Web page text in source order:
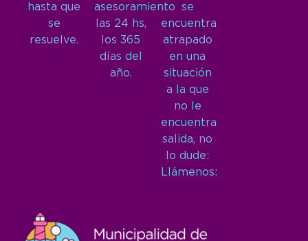
hasta que
se
resuelve.
asesoramiento
las 24 hs,
los 365
días del
año.
se
encuentra
atrapado
en una
situación
a la que
no le
encuentra
salida, no
lo dude:
Llámenos: